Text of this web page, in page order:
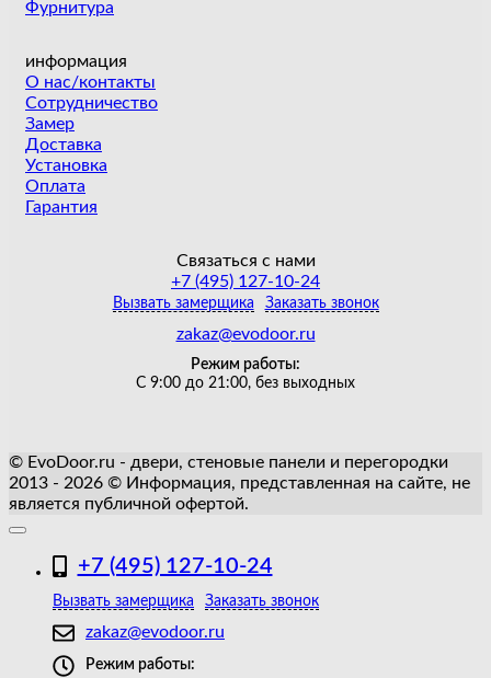
Фурнитура
информация
О нас/контакты
Сотрудничество
Замер
Доставка
Установка
Оплата
Гарантия
Связаться с нами
+7 (495) 127-10-24
Вызвать замерщика Заказать звонок
zakaz@evodoor.ru
Режим работы:
С 9:00 до 21:00, без выходных
© EvoDoor.ru - двери, стеновые панели и перегородки
2013 - 2026 © Информация, представленная на сайте, не
является публичной офертой.
+7 (495) 127-10-24
Вызвать замерщика Заказать звонок
zakaz@evodoor.ru
Режим работы: